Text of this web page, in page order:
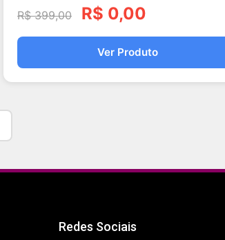
R$399,00 R$ 0,00
Ver Produto
Redes Sociais